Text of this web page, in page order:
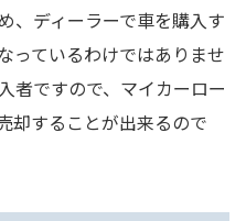
、ディーラーで車を購入す
っているわけではありませ
者ですので、マイカーロー
却することが出来るので